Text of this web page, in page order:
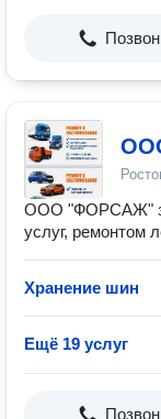
ООО "ФОРСАЖ"
услуг, ремонтом
Хранение шин
Ещё 19 услуг